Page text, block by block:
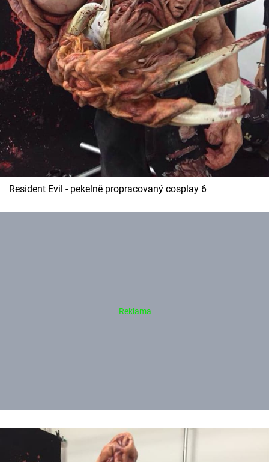
Resident Evil - pekelně propracovaný cosplay 6